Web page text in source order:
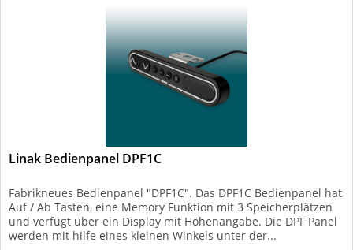
Linak Bedienpanel DPF1C
Fabrikneues Bedienpanel "DPF1C". Das DPF1C Bedienpanel hat
Auf / Ab Tasten, eine Memory Funktion mit 3 Speicherplätzen
und verfügt über ein Display mit Höhenangabe. Die DPF Panel
werden mit hilfe eines kleinen Winkels unter der...